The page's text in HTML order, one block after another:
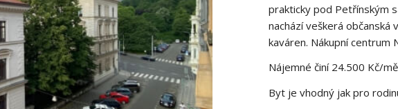
prakticky pod Petřínským
nachází veškerá
kaváren. Nákupní centrum
Nájemné činí 24.500 Kč/
Byt je vhodný jak pro